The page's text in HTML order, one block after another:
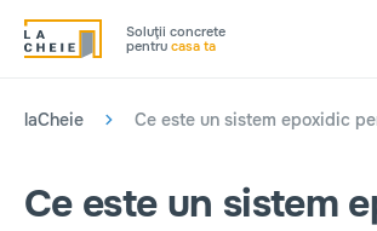
Soluţii concrete
pentru casa ta
laCheie Ce este un sistem epoxidic pentru pardoseli și de ce e alegerea ideală
Ce este un sistem